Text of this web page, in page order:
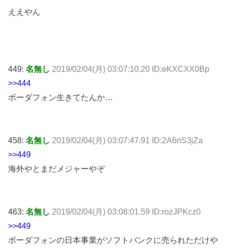
ええやん
449: 名無し 2019/02/04(月) 03:07:10.20 ID:eKXCXX0Bp
>>444
ボーダフォン生きてたんか…
458: 名無し 2019/02/04(月) 03:07:47.91 ID:2A6nS3jZa
>>449
海外やとまだメジャーやぞ
463: 名無し 2019/02/04(月) 03:08:01.59 ID:rozJPKcz0
>>449
ボーダフォンの日本事業がソフトバンクに売られただけや